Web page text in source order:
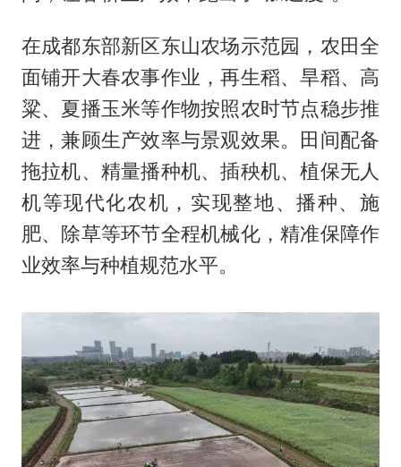
在成都东部新区东山农场示范园，农田全
面铺开大春农事作业，再生稻、旱稻、高
粱、夏播玉米等作物按照农时节点稳步推
进，兼顾生产效率与景观效果。田间配备
拖拉机、精量播种机、插秧机、植保无人
机等现代化农机，实现整地、播种、施
肥、除草等环节全程机械化，精准保障作
业效率与种植规范水平。